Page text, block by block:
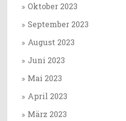
Oktober 2023
September 2023
August 2023
Juni 2023
Mai 2023
April 2023
März 2023